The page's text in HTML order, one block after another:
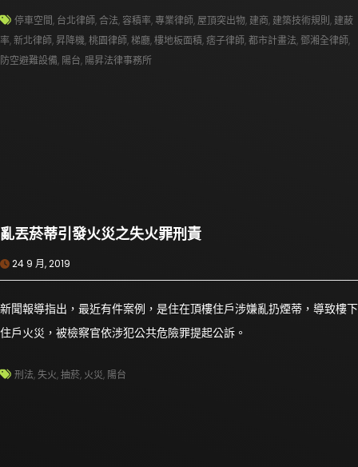
停車空間, 台北律師,合法, 容積率,專業律師, 屋頂突出物, 建商, 建築技術規則 , 建蔽
率,新北律師,昇降機,桃園律師,梯廳,樓地板面積,痞子律師,都市計畫法, 鄧湘全律師,
防空避難設備, 陽台, 陽昇法律事務所
亂丟菸蒂引發火災之失火罪刑責
24 9 月, 2019
新聞報導指出，最近有件案例，是住在頂樓住戶涉嫌亂扔煙蒂，導致樓下
住戶火災，被檢察官依涉犯公共危險罪提起公訴。
刑法,失火,抽菸, 火災, 陽台